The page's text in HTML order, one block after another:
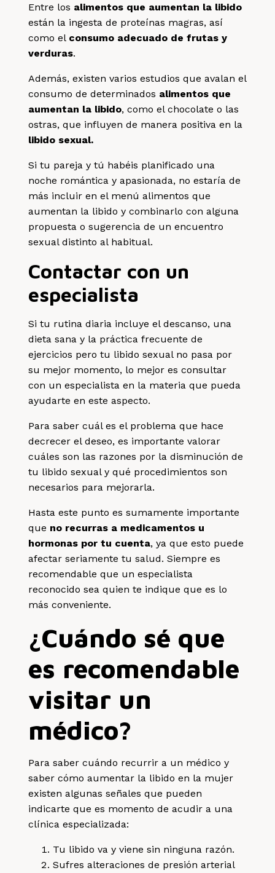
Entre los alimentos que aumentan la libido
están la ingesta de proteínas magras, así
como el consumo adecuado de frutas y
verduras.
Además, existen varios estudios que avalan el
consumo de determinados alimentos que
aumentan la libido, como el chocolate o las
ostras, que influyen de manera positiva en la
libido sexual.
Si tu pareja y tú habéis planificado una
noche romántica y apasionada, no estaría de
más incluir en el menú alimentos que
aumentan la libido y combinarlo con alguna
propuesta o sugerencia de un encuentro
sexual distinto al habitual.
Contactar con un
especialista
Si tu rutina diaria incluye el descanso, una
dieta sana y la práctica frecuente de
ejercicios pero tu libido sexual no pasa por
su mejor momento, lo mejor es consultar
con un especialista en la materia que pueda
ayudarte en este aspecto.
Para saber cuál es el problema que hace
decrecer el deseo, es importante valorar
cuáles son las razones por la disminución de
tu libido sexual y qué procedimientos son
necesarios para mejorarla.
Hasta este punto es sumamente importante
que no recurras a medicamentos u
hormonas por tu cuenta, ya que esto puede
afectar seriamente tu salud. Siempre es
recomendable que un especialista
reconocido sea quien te indique que es lo
más conveniente.
¿Cuándo sé que
es recomendable
visitar un
médico?
Para saber cuándo recurrir a un médico y
saber cómo aumentar la libido en la mujer
existen algunas señales que pueden
indicarte que es momento de acudir a una
clínica especializada:
Tu libido va y viene sin ninguna razón.
Sufres alteraciones de presión arterial